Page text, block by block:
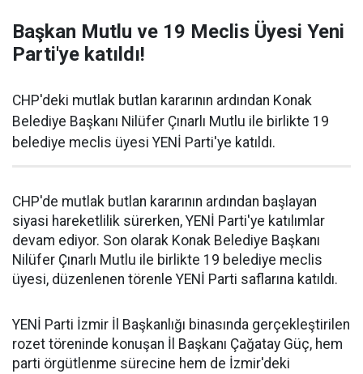
Başkan Mutlu ve 19 Meclis Üyesi Yeni
Parti'ye katıldı!
CHP'deki mutlak butlan kararının ardından Konak
Belediye Başkanı Nilüfer Çınarlı Mutlu ile birlikte 19
belediye meclis üyesi YENİ Parti'ye katıldı.
CHP'de mutlak butlan kararının ardından başlayan
siyasi hareketlilik sürerken, YENİ Parti'ye katılımlar
devam ediyor. Son olarak Konak Belediye Başkanı
Nilüfer Çınarlı Mutlu ile birlikte 19 belediye meclis
üyesi, düzenlenen törenle YENİ Parti saflarına katıldı.
YENİ Parti İzmir İl Başkanlığı binasında gerçekleştirilen
rozet töreninde konuşan İl Başkanı Çağatay Güç, hem
parti örgütlenme sürecine hem de İzmir'deki